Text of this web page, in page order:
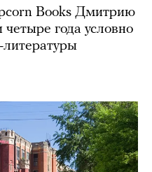
Books Дмитрию
года условно